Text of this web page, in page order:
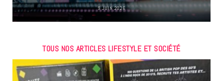
9 JUIN 2026
TOUS NOS ARTICLES LIFESTYLE ET SOCIÉTÉ